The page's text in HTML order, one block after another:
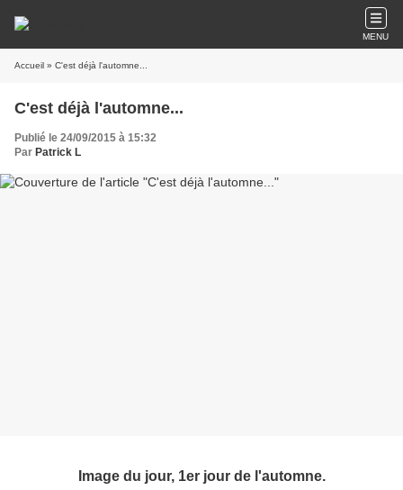
MENU
Accueil » C'est déjà l'automne...
C'est déjà l'automne...
Publié le 24/09/2015 à 15:32
Par Patrick L
Image du jour, 1er jour de l'automne.